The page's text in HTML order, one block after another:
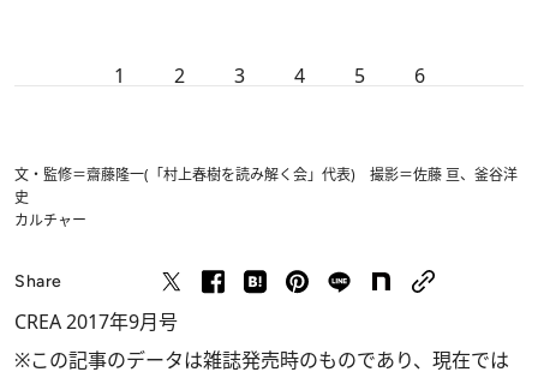
1 2 3 4 5 6
文・監修＝齋藤隆一(「村上春樹を読み解く会」代表) 撮影＝佐藤 亘、釜谷洋
史
カルチャー
Share
CREA 2017年9月号
※この記事のデータは雑誌発売時のものであり、現在では